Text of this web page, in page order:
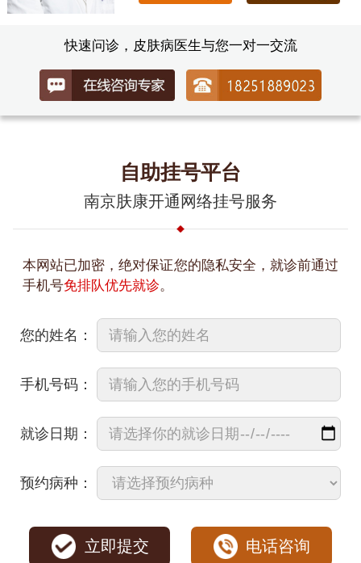
快速问诊，皮肤病医生与您一对一交流
自助挂号平台
南京肤康开通网络挂号服务
本网站已加密，绝对保证您的隐私安全，就诊前通过
手机号免排队优先就诊。
您的姓名：
手机号码：
就诊日期：
预约病种：
立即提交 电话咨询